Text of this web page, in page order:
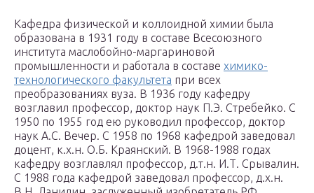
Кафедра физической и коллоидной химии была
образована в 1931 году в составе Всесоюзного
института маслобойно-маргариновой
промышленности и работала в составе химико-
технологического факультета при всех
преобразованиях вуза. В 1936 году кафедру
возглавил профессор, доктор наук П.Э. Стребейко. С
1950 по 1955 год ею руководил профессор, доктор
наук А.С. Вечер. С 1958 по 1968 кафедрой заведовал
доцент, к.х.н. О.Б. Краянский. В 1968-1988 годах
кафедру возглавлял профессор, д.т.н. И.Т. Срывалин.
С 1988 года кафедрой заведовал профессор, д.х.н.